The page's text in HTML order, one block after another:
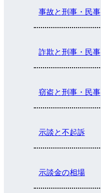
事故と刑事・民事
詐欺と刑事・民事
窃盗と刑事・民事
示談と不起訴
示談金の相場